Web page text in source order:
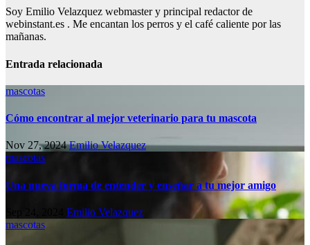
Soy Emilio Velazquez webmaster y principal redactor de
webinstant.es . Me encantan los perros y el café caliente por las
mañanas.
Entrada relacionada
mascotas
Cómo encontrar al mejor veterinario para tu mascota
Nov 27, 2024Emilio Velazquez
mascotas
Una nueva forma de entender y enseñar a tu mejor amigo
Emilio Velazquez
mascotas